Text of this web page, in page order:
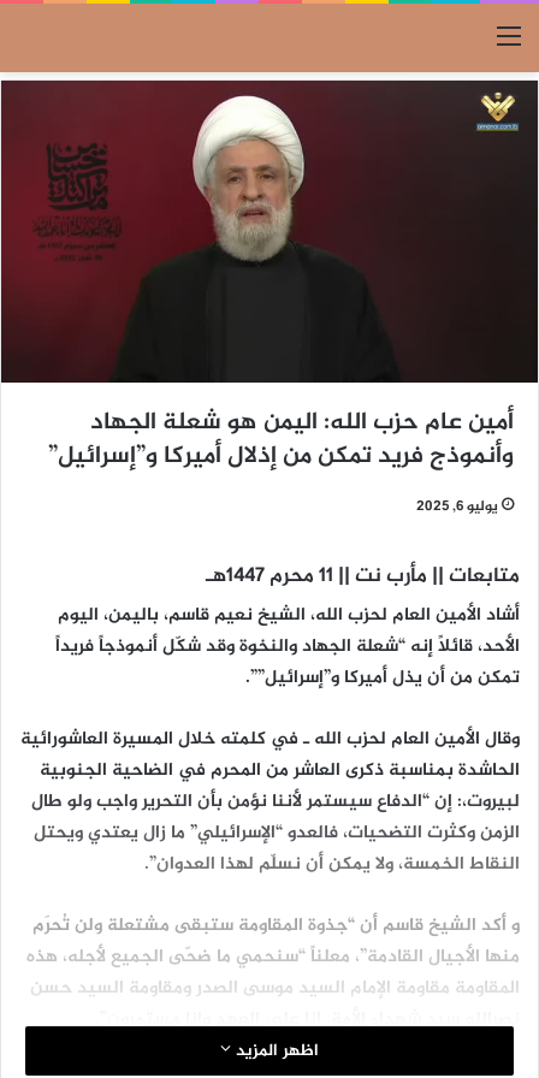
القائمة
أمين عام حزب الله: اليمن هو شعلة الجهاد
وأنموذج فريد تمكن من إذلال أميركا و”إسرائيل”
يوليو 6, 2025
متابعات || مأرب نت || 11 محرم 1447هـ
أشاد الأمين العام لحزب الله، الشيخ نعيم قاسم، باليمن، اليوم
الأحد، قائلًا إنه “شعلة الجهاد والنخوة وقد شكّل أنموذجاً فريداً
تمكن من أن يذل أميركا و”إسرائيل””.
وقال الأمين العام لحزب الله ـ في كلمته خلال المسيرة العاشورائية
الحاشدة بمناسبة ذكرى العاشر من المحرم في الضاحية الجنوبية
لبيروت،: إن “الدفاع سيستمر لأننا نؤمن بأن التحرير واجب ولو طال
الزمن وكثرت التضحيات، فالعدو “الإسرائيلي” ما زال يعتدي ويحتل
النقاط الخمسة، ولا يمكن أن نسلّم لهذا العدوان”.
و أكد الشيخ قاسم أن “جذوة المقاومة ستبقى مشتعلة ولن تُحرَم
منها الأجيال القادمة”، معلناً “سنحمي ما ضحّى الجميع لأجله، هذه
المقاومة مقاومة الإمام السيد موسى الصدر ومقاومة السيد حسن
نصرالله سيد شهداء الأمة، إنا على العهد وإنا مستمرون”.
اظهر المزيد